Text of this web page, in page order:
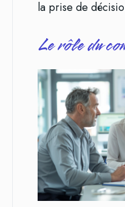
la prise de
Le rôle du